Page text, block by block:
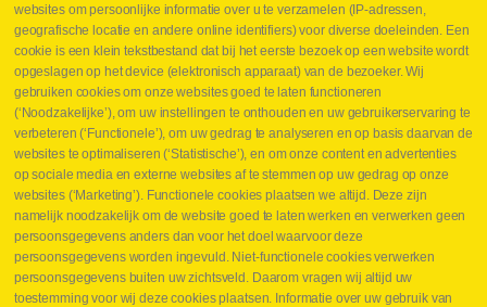
Webshop
Nieuws
Jobs
Contact
Leveringen
Drukcontrole set
Persmaten
Herstellen cilinders
Hoe opmeten?
Hydrogroepen
Hydraulische slangen
websites om persoonlijke informatie over u te verzamelen (IP-adressen,
geografische locatie en andere online identifiers) voor diverse doeleinden. Een
cookie is een klein tekstbestand dat bij het eerste bezoek op een website wordt
opgeslagen op het device (elektronisch apparaat) van de bezoeker. Wij
gebruiken cookies om onze websites goed te laten functioneren
(‘Noodzakelijke’), om uw instellingen te onthouden en uw gebruikerservaring te
verbeteren (‘Functionele’), om uw gedrag te analyseren en op basis daarvan de
websites te optimaliseren (‘Statistische’), en om onze content en advertenties
op sociale media en externe websites af te stemmen op uw gedrag op onze
websites (‘Marketing’). Functionele cookies plaatsen we altijd. Deze zijn
namelijk noodzakelijk om de website goed te laten werken en verwerken geen
persoonsgegevens anders dan voor het doel waarvoor deze
persoonsgegevens worden ingevuld. Niet-functionele cookies verwerken
persoonsgegevens buiten uw zichtsveld. Daarom vragen wij altijd uw
toestemming voor wij deze cookies plaatsen. Informatie over uw gebruik van